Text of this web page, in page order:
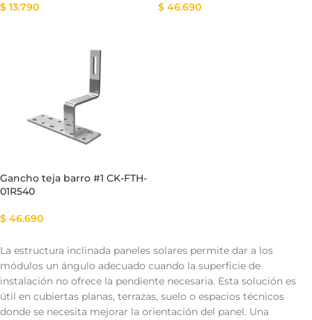
$ 13.790 $ 46.690
Gancho teja barro #1 CK-FTH-
01R540
$ 46.690
La estructura inclinada paneles solares permite dar a los
módulos un ángulo adecuado cuando la superficie de
instalación no ofrece la pendiente necesaria. Esta solución es
útil en cubiertas planas, terrazas, suelo o espacios técnicos
donde se necesita mejorar la orientación del panel. Una